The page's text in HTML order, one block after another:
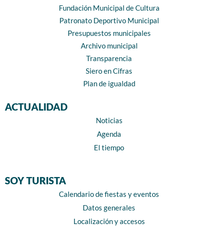
Fundación Municipal de Cultura
Patronato Deportivo Municipal
Presupuestos municipales
Archivo municipal
Transparencia
Siero en Cifras
Plan de igualdad
ACTUALIDAD
Noticias
Agenda
El tiempo
SOY TURISTA
Calendario de fiestas y eventos
Datos generales
Localización y accesos